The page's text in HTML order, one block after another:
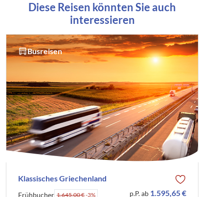
Diese Reisen könnten Sie auch
interessieren
Busreisen
Klassisches Griechenland
Frühbucher 1.645,00 €-3% p.P. ab 1.595,65 €